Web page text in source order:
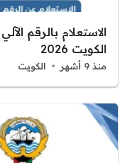
الاستعلام بالرقم
الكويت 2026
منذ 9 أشهر الكويت